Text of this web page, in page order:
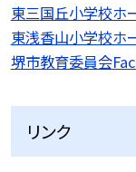
東三国丘小学校ホ
東浅香山小学校ホ
堺市教育委員会
リンク